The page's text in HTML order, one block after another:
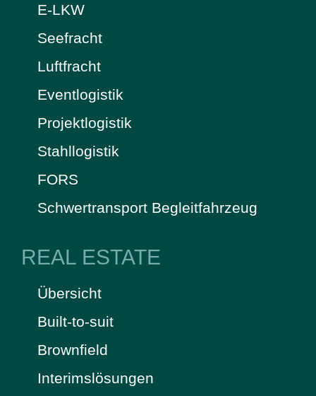
E-LKW
Seefracht
Luftfracht
Eventlogistik
Projektlogistik
Stahllogistik
FORS
Schwertransport Begleitfahrzeug
REAL ESTATE
Übersicht
Built-to-suit
Brownfield
Interimslösungen